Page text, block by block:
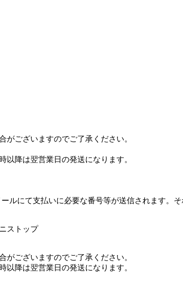
ございますのでご了承ください。
降は翌営業日の発送になります。
ルにて支払いに必要な番号等が送信されます。
ございますのでご了承ください。
降は翌営業日の発送になります。